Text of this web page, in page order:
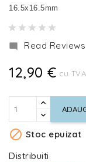
16.5x16.5mm
 Read Reviews
12,90 € cu TVA
 Stoc epuizat
Distribuiti